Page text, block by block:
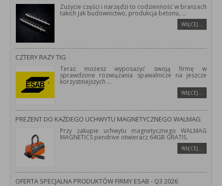
Zużycie części i narzędzi to codzienność w branżach
takich jak budownictwo, produkcja betonu, ...
WIĘCEJ…
CZTERY RAZY TIG
Teraz możesz wyposażyć swoją firmę w
sprawdzone rozwiązania spawalnicze na jeszcze
korzystniejszych ...
WIĘCEJ…
PREZENT DO KAŻDEGO UCHWYTU MAGNETYCZNEGO WALMAG
Przy zakupie uchwytu magnetycznego WALMAG
MAGNETICS pendrive otwieracz 64GB GRATIS.
WIĘCEJ…
OFERTA SPECJALNA PRODUKTÓW FIRMY ESAB - Q3 2026